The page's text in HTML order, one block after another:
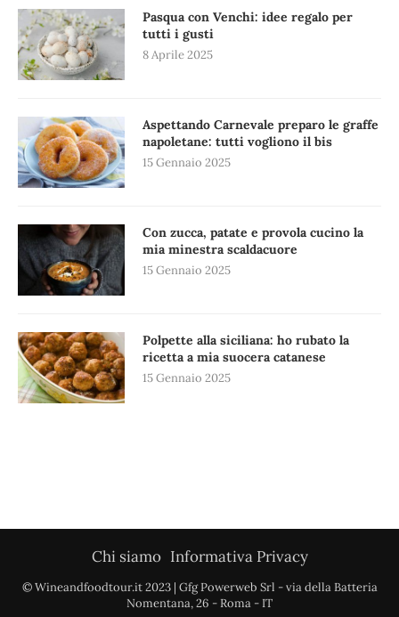
Pasqua con Venchi: idee regalo per
tutti i gusti
8 Aprile 2025
Aspettando Carnevale preparo le graffe
napoletane: tutti vogliono il bis
15 Gennaio 2025
Con zucca, patate e provola cucino la
mia minestra scaldacuore
15 Gennaio 2025
Polpette alla siciliana: ho rubato la
ricetta a mia suocera catanese
15 Gennaio 2025
Chi siamo Informativa Privacy
© Wineandfoodtour.it 2023 | Gfg Powerweb Srl - via della Batteria
Nomentana, 26 - Roma - IT